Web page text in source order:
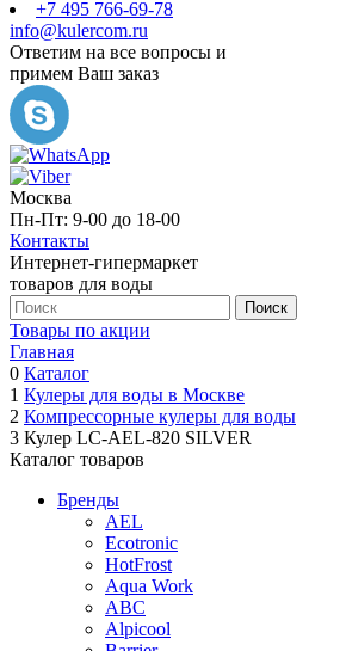
+7 495 766-69-78
info@kulercom.ru
Ответим на все вопросы и
примем Ваш заказ
Москва
Пн-Пт: 9-00 до 18-00
Контакты
Интернет-гипермаркет
товаров для воды
Товары по акции
Главная
0 Каталог
1 Кулеры для воды в Москве
2 Компрессорные кулеры для воды
3 Кулер LC-AEL-820 SILVER
Каталог товаров
Бренды
AEL
Ecotronic
HotFrost
Aqua Work
ABC
Alpicool